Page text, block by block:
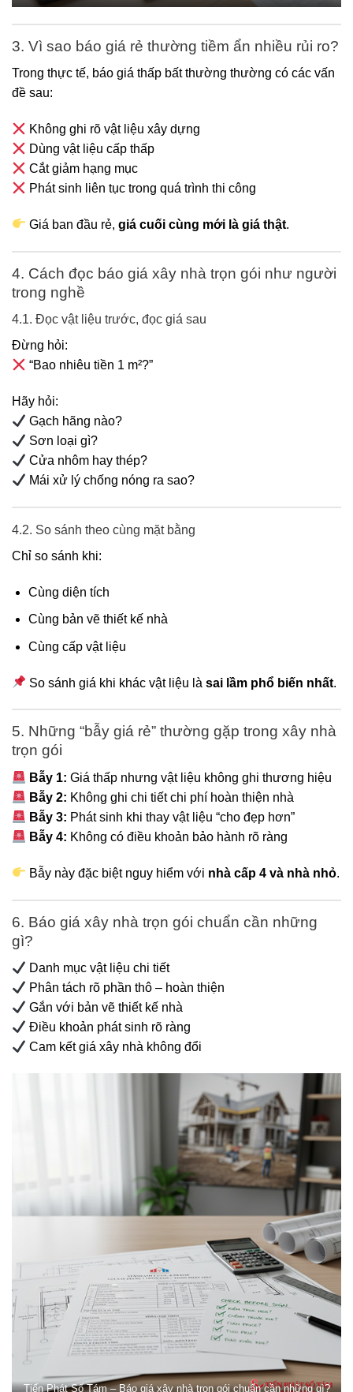
3. Vì sao báo giá rẻ thường tiềm ẩn nhiều rủi ro?
Trong thực tế, báo giá thấp bất thường thường có các vấn
đề sau:
Không ghi rõ vật liệu xây dựng
Dùng vật liệu cấp thấp
Cắt giảm hạng mục
Phát sinh liên tục trong quá trình thi công
Giá ban đầu rẻ,giá cuối cùng mới là giá thật.
4. Cách đọc báo giá xây nhà trọn gói như người
trong nghề
4.1. Đọc vật liệu trước, đọc giá sau
Đừng hỏi:
“Bao nhiêu tiền 1 m²?”
Hãy hỏi:
Gạch hãng nào?
Sơn loại gì?
Cửa nhôm hay thép?
Mái xử lý chống nóng ra sao?
4.2. So sánh theo cùng mặt bằng
Chỉ so sánh khi:
Cùng diện tích
Cùng bản vẽ thiết kế nhà
Cùng cấp vật liệu
So sánh giá khi khác vật liệu làsai lầm phổ biến nhất.
5. Những “bẫy giá rẻ” thường gặp trong xây nhà
trọn gói
Bẫy 1: Giá thấp nhưng vật liệu không ghi thương hiệu
Bẫy 2: Không ghi chi tiết chi phí hoàn thiện nhà
Bẫy 3: Phát sinh khi thay vật liệu “cho đẹp hơn”
Bẫy 4: Không có điều khoản bảo hành rõ ràng
Bẫy này đặc biệt nguy hiểm với nhà cấp 4 và nhà nhỏ.
6. Báo giá xây nhà trọn gói chuẩn cần những
gì?
Danh mục vật liệu chi tiết
Phân tách rõ phần thô – hoàn thiện
Gắn với bản vẽ thiết kế nhà
Điều khoản phát sinh rõ ràng
Cam kết giá xây nhà không đổi
Tiến Phát Số Tám – Báo giá xây nhà trọn gói chuẩn cần những gì?